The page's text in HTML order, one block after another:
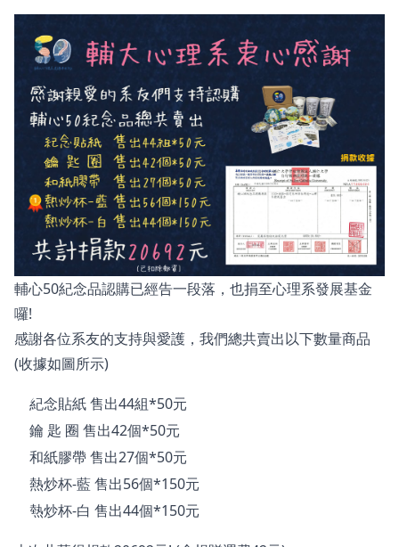
輔心50紀念品認購已經告一段落，也捐至心理系發展基金
囉!
感謝各位系友的支持與愛護，我們總共賣出以下數量商品
(收據如圖所示)
紀念貼紙 售出44組*50元
鑰 匙 圈 售出42個*50元
和紙膠帶 售出27個*50元
熱炒杯-藍 售出56個*150元
熱炒杯-白 售出44個*150元